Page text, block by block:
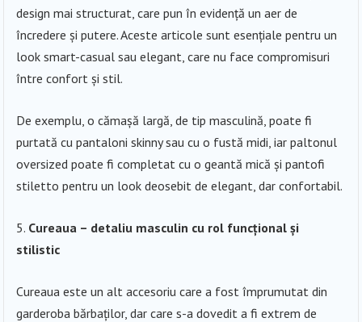
design mai structurat, care pun în evidență un aer de
încredere și putere. Aceste articole sunt esențiale pentru un
look smart-casual sau elegant, care nu face compromisuri
între confort și stil.
De exemplu, o cămașă largă, de tip masculină, poate fi
purtată cu pantaloni skinny sau cu o fustă midi, iar paltonul
oversized poate fi completat cu o geantă mică și pantofi
stiletto pentru un look deosebit de elegant, dar confortabil.
Cureaua – detaliu masculin cu rol funcțional și
stilistic
Cureaua este un alt accesoriu care a fost împrumutat din
garderoba bărbaților, dar care s-a dovedit a fi extrem de